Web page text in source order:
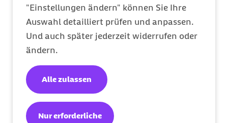
"Einstellungen ändern" können Sie Ihre
Auswahl detailliert prüfen und anpassen.
Und auch später jederzeit widerrufen oder
ändern.
Nur erforderliche
Alle zulassen